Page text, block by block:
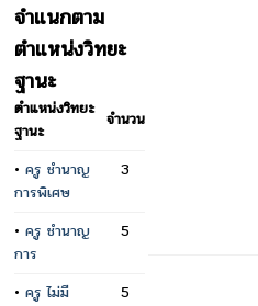
จำแนกตาม
ตำแหน่งวิทยะ
ฐานะ
ตำแหน่งวิทยะ
ฐานะ
จำนวน
• ครู ชำนาญ
การพิเศษ
3
• ครู ชำนาญ
การ
5
• ครู ไม่มี
5